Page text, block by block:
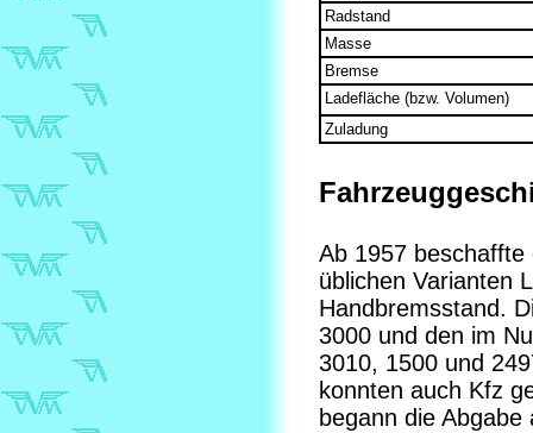
Radstand
Masse
Bremse
Ladefläche (bzw. Volumen)
Zuladung
Ab 1957
üblichen Varianten
Handbremsstand.
3000 und den im
3010, 1500 und
konnten auch Kfz
begann die